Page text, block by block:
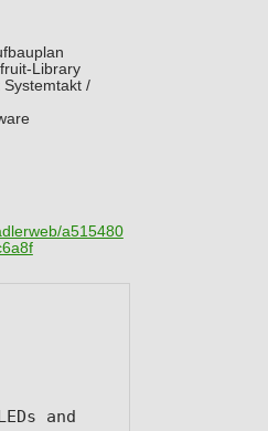
Library
Systemtakt /
a515480
and